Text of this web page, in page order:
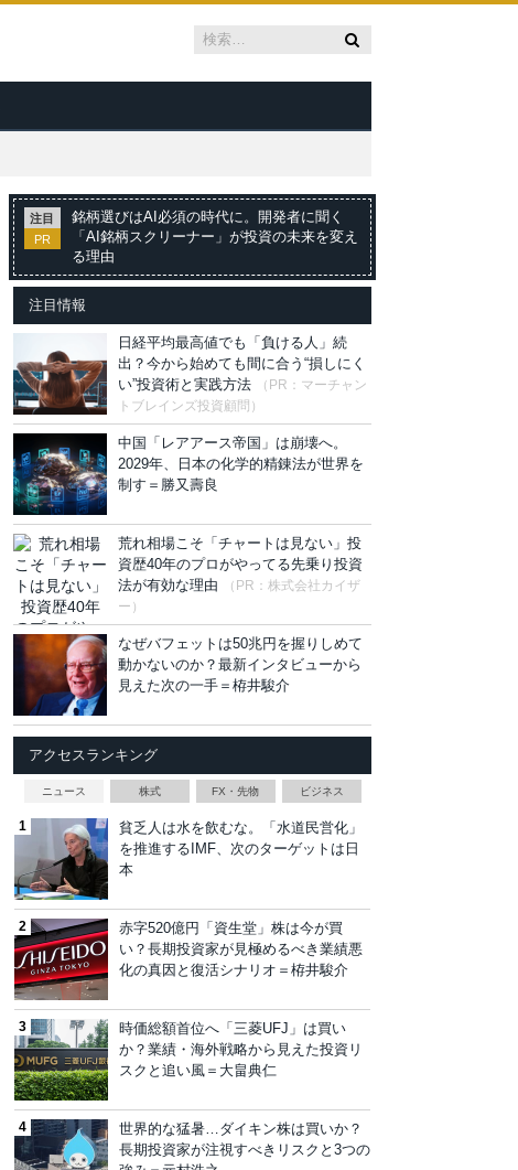
注目
PR
銘柄選びはAI必須の時代に。開発者に聞く
「AI銘柄スクリーナー」が投資の未来を変え
る理由
注目情報
日経平均最高値でも「負ける人」続
出？今から始めても間に合う“損しにく
い”投資術と実践方法
（PR：マーチャン
トブレインズ投資顧問）
中国「レアアース帝国」は崩壊へ。
2029年、日本の化学的精錬法が世界を
制す＝勝又壽良
荒れ相場こそ「チャートは見ない」投
資歴40年のプロがやってる先乗り投資
法が有効な理由
（PR：株式会社カイザ
ー）
なぜバフェットは50兆円を握りしめて
動かないのか？最新インタビューから
見えた次の一手＝栫井駿介
アクセスランキング
ニュース 株式 FX・先物 ビジネス
貧乏人は水を飲むな。「水道民営化」
を推進するIMF、次のターゲットは日
本
赤字520億円「資生堂」株は今が買
い？長期投資家が見極めるべき業績悪
化の真因と復活シナリオ＝栫井駿介
時価総額首位へ「三菱UFJ」は買い
か？業績・海外戦略から見えた投資リ
スクと追い風＝大畠典仁
世界的な猛暑…ダイキン株は買いか？
長期投資家が注視すべきリスクと3つの